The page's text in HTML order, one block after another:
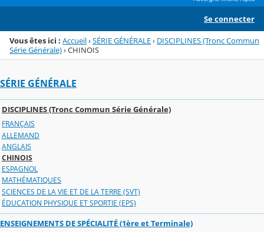
Se connecter
Vous êtes ici : Accueil›SÉRIE GÉNÉRALE› DISCIPLINES (Tronc Commun
Série Générale)›CHINOIS
SÉRIE GÉNÉRALE
DISCIPLINES (Tronc Commun Série Générale)
FRANÇAIS
ALLEMAND
ANGLAIS
CHINOIS
ESPAGNOL
MATHÉMATIQUES
SCIENCES DE LA VIE ET DE LA TERRE (SVT)
ÉDUCATION PHYSIQUE ET SPORTIE (EPS)
ENSEIGNEMENTS DE SPÉCIALITÉ (1ère et Terminale)